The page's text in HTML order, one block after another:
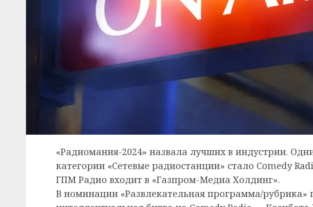
«Радиомания-2024» назвала лучших в индустрии.
категории «Сетевые радиостанции» стало Comedy
ГПМ Радио входит в «Газпром-Медиа Холдинг».
В номинации «Развлекательная программа/рубрика»